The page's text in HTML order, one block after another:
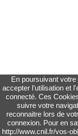
En poursuivant
accepter l’utilisation et
connecté. Ces
suivre votre
reconnaitre lors de
connexion. Pour en
http://www.cnil.fr/vos-